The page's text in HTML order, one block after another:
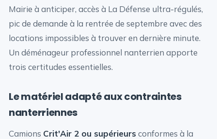
Mairie à anticiper, accès à La Défense ultra-régulés,
pic de demande à la rentrée de septembre avec des
locations impossibles à trouver en dernière minute.
Un déménageur professionnel nanterrien apporte
trois certitudes essentielles.
Le matériel adapté aux contraintes
nanterriennes
Camions Crit'Air 2 ou supérieurs conformes à la